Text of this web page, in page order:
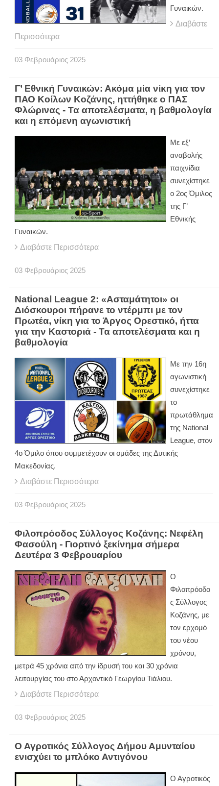
Γυναικών.
Διαβάστε
Περισσότερα
03 Φεβρουάριος 2025
Γ’ Εθνική Γυναικών: Ακόμα μία νίκη για τον
ΠΑΟ Κοίλων Κοζάνης, ηττήθηκε ο ΠΑΣ
Φλώρινας - Τα αποτελέσματα, η βαθμολογία
και η επόμενη αγωνιστική
Με εξ’
αναβολής
παιχνίδια
συνεχίστηκε
ο 2ος Όμιλος
της Γ’
Εθνικής
Γυναικών.
Διαβάστε Περισσότερα
03 Φεβρουάριος 2025
National League 2: «Ασταμάτητοι» οι
Διόσκουροι πήρανε το ντέρμπι με τον
Πρωτέα, νίκη για το Άργος Ορεστικό, ήττα
για την Καστοριά - Τα αποτελέσματα και η
βαθμολογία
Με την 16η
αγωνιστική
συνεχίστηκε
το
πρωτάθλημα
της National
League, στον
4ο Όμιλο όπου συμμετέχουν οι ομάδες της Δυτικής
Μακεδονίας.
Διαβάστε Περισσότερα
03 Φεβρουάριος 2025
Φιλοπρόοδος Σύλλογος Κοζάνης: Νεφέλη
Φασούλη - Γιορτινό ξεκίνημα σήμερα
Δευτέρα 3 Φεβρουαρίου
Ο
Φιλοπρόοδο
ς Σύλλογος
Κοζάνης, με
τον ερχομό
του νέου
χρόνου,
μετρά 45 χρόνια από την ίδρυσή του και 30 χρόνια
λειτουργίας του στο Αρχοντικό Γεωργίου Τιάλιου.
Διαβάστε Περισσότερα
03 Φεβρουάριος 2025
Ο Αγροτικός Σύλλογος Δήμου Αμυνταίου
ενισχύει το μπλόκο Αντιγόνου
Ο Αγροτικός